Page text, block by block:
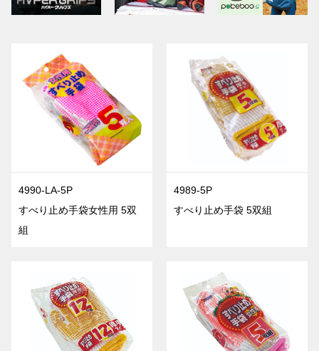
4990-LA-5P
すべり止め手袋女性用 5双
組
4989-5P
すべり止め手袋 5双組